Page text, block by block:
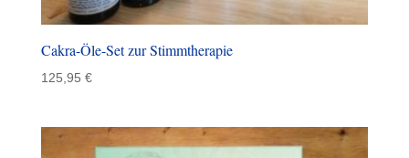
Cakra-Öle-Set zur Stimmtherapie
125,95 €